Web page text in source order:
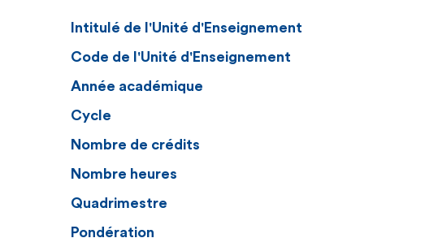
Intitulé de l'Unité d'Enseignement
Code de l'Unité d'Enseignement
Année académique
Cycle
Nombre de crédits
Nombre heures
Quadrimestre
Pondération